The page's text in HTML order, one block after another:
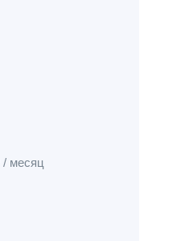
/ месяц